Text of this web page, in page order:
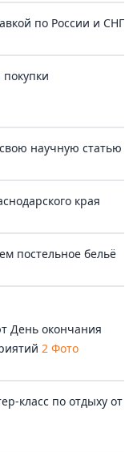
по России и СНГ
научную статью
края
постельное бельё
День окончания
2 Фото
класс по отдыху от